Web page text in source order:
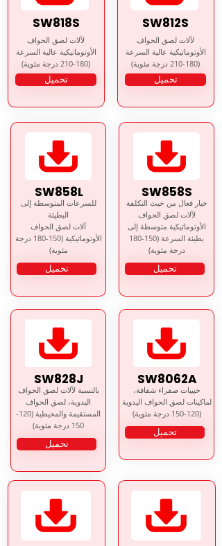
SW818S
لآلات لصق الحواف
الأوتوماتيكية عالية السرعة
(180-210 درجة مئوية)
تحميل
SW812S
لآلات لصق الحواف
الأوتوماتيكية عالية السرعة
(180-210 درجة مئوية)
تحميل
SW858L
للسرعات المتوسطة إلى
البطيئة
آلات لصق الحواف
الأوتوماتيكية (150-180 درجة
مئوية)
تحميل
SW828J
بالنسبة لآلات لصق الحواف
اليدوية، لصق الحواف
المستقيمة والمحيطية (120-
150 درجة مئوية)
تحميل
SW858S
خيار فعال من حيث التكلفة
لآلات لصق الحواف
الأوتوماتيكية متوسطة إلى
بطيئة السرعة (150-180
درجة مئوية)
تحميل
SW8062A
حبيبات صفراء شفافة،
لماكينات لصق الحواف اليدوية
(120-150 درجة مئوية)
تحميل